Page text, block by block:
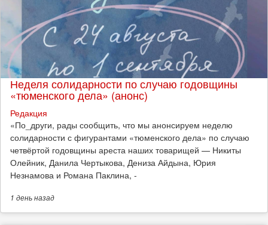
Неделя солидарности по случаю годовщины
«тюменского дела» (анонс)
Редакция
​«По_други, рады сообщить, что мы анонсируем неделю
солидарности с фигурантами «тюменского дела» по случаю
четвёртой годовщины ареста наших товарищей — Никиты
Олейник, Данила Чертыкова, Дениза Айдына, Юрия
Незнамова и Романа Паклина, -
1 деньназад